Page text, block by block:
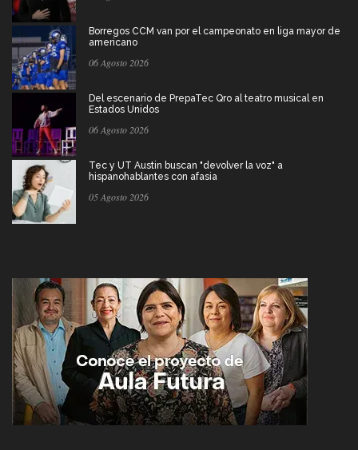
Borregos CCM van por el campeonato en liga mayor de
americano
06 Agosto 2026
Del escenario de PrepaTec Qro al teatro musical en
Estados Unidos
06 Agosto 2026
Tec y UT Austin buscan "devolver la voz" a
hispanohablantes con afasia
05 Agosto 2026